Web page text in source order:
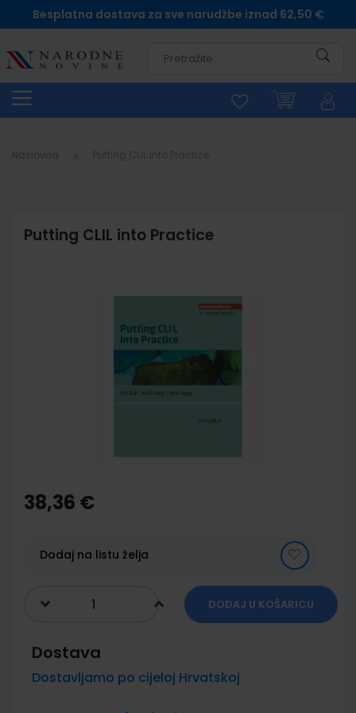
Besplatna dostava za sve narudžbe iznad 62,50 €
Naslovna
Putting CLIL into Practice
the
beginning
gallery
38,36 €
Dodaj na listu želja
DODAJ U KOŠARICU
Dostava
Dostavljamo po cijeloj Hrvatskoj